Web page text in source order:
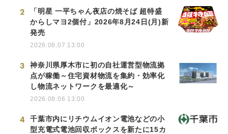
2
「明星 一平ちゃん夜店の焼そば 超特盛
からしマヨ2個付」2026年8月24日(月)新
発売
2026.08.07 13:00
3
神奈川県厚木市に初の自社運営型物流拠
点が稼働～住宅資材物流を集約・効率化
し物流ネットワークを最適化～
2026.08.06 13:00
4
千葉市内にリチウムイオン電池などの小
型充電式電池回収ボックスを新たに15カ